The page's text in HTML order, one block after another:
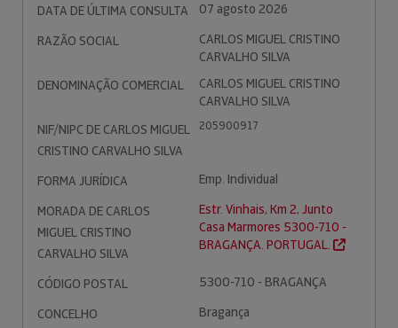
DATA DE ÚLTIMA CONSULTA
07 agosto 2026
RAZÃO SOCIAL
CARLOS MIGUEL CRISTINO
CARVALHO SILVA
DENOMINAÇÃO COMERCIAL
CARLOS MIGUEL CRISTINO
CARVALHO SILVA
NIF/NIPC DE CARLOS MIGUEL
CRISTINO CARVALHO SILVA
205900917
FORMA JURÍDICA
Emp. Individual
MORADA DE CARLOS
MIGUEL CRISTINO
CARVALHO SILVA
Estr. Vinhais, Km 2, Junto
Casa Marmores 5300-710 -
BRAGANÇA. PORTUGAL.
CÓDIGO POSTAL
5300-710 - BRAGANÇA
CONCELHO
Bragança